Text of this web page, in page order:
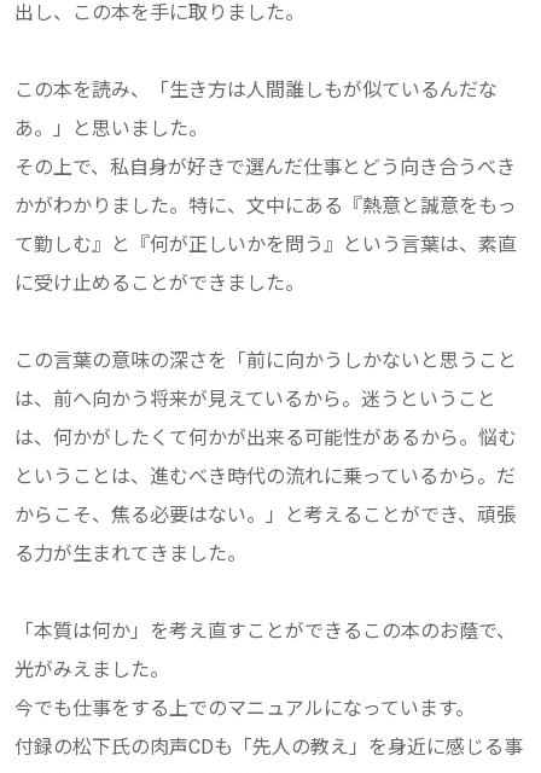
出し、この本を手に取りました。
この本を読み、「生き方は人間誰しもが似ているんだな
あ。」と思いました。
その上で、私自身が好きで選んだ仕事とどう向き合うべき
かがわかりました。特に、文中にある『熱意と誠意をもっ
て勤しむ』と『何が正しいかを問う』という言葉は、素直
に受け止めることができました。
この言葉の意味の深さを「前に向かうしかないと思うこと
は、前へ向かう将来が見えているから。迷うということ
は、何かがしたくて何かが出来る可能性があるから。悩む
ということは、進むべき時代の流れに乗っているから。だ
からこそ、焦る必要はない。」と考えることができ、頑張
る力が生まれてきました。
「本質は何か」を考え直すことができるこの本のお蔭で、
光がみえました。
今でも仕事をする上でのマニュアルになっています。
付録の松下氏の肉声CDも「先人の教え」を身近に感じる事